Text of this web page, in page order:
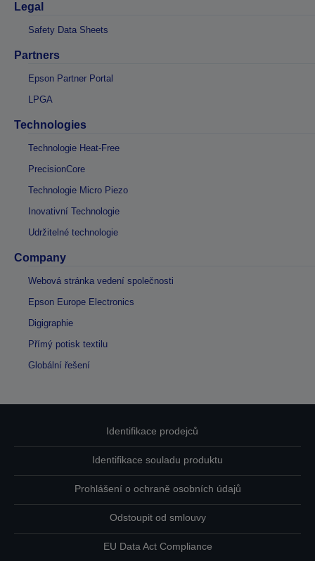
Legal
Safety Data Sheets
Partners
Epson Partner Portal
LPGA
Technologies
Technologie Heat-Free
PrecisionCore
Technologie Micro Piezo
Inovativní Technologie
Udržitelné technologie
Company
Webová stránka vedení společnosti
Epson Europe Electronics
Digigraphie
Přímý potisk textilu
Globální řešení
Identifikace prodejců
Identifikace souladu produktu
Prohlášení o ochraně osobních údajů
Odstoupit od smlouvy
EU Data Act Compliance